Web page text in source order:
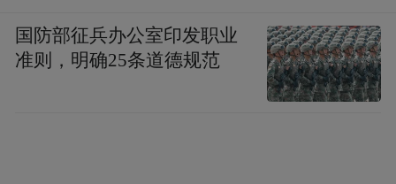
国防部征兵办公室印发职业
准则，明确25条道德规范